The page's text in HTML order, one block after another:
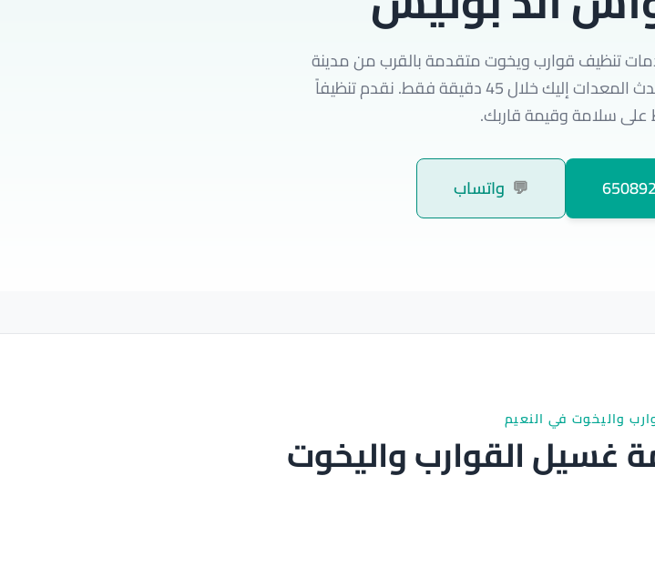
تنظيف قوارب ويخوت متقدمة بالقرب من مدينة
الجهراء الرئيسية. يصل فريقنا المجهز بأحدث المعدات إليك خلال 45 دقيقة فقط. نقدم تنظيفاً
على سلامة وقيمة قاربك.
💬 واتساب
واليخوت في النعيم
غسيل القوارب واليخوت